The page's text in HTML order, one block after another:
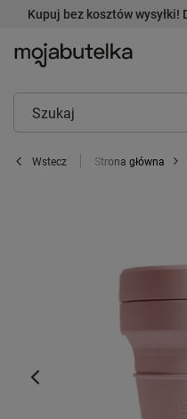
Kupuj bez kosztów wysyłki!
Wstecz Strona główna